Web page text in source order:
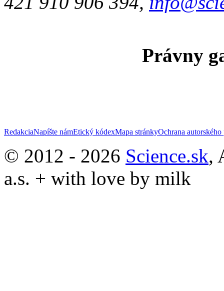
Právny
RedakciaNapíšte námEtický kódexMapa stránkyOchrana autorského
© 2012 - 2026 Science.sk,
a.s. + with love by milk